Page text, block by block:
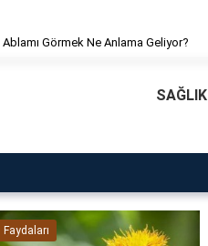
Görmek Ne Anlama Geliyor?
SAĞLIK
Faydaları